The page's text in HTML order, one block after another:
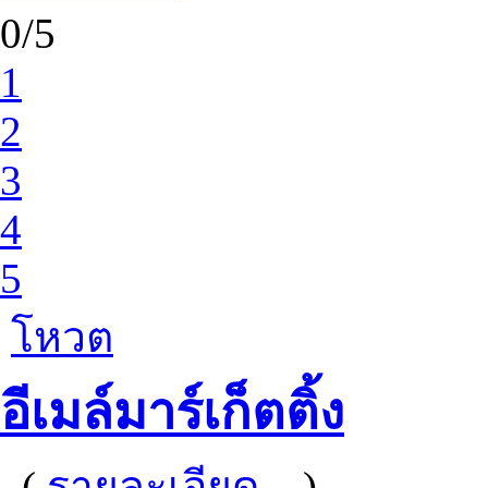
0/5
1
2
3
4
5
โหวต
อีเมล์มาร์เก็ตติ้ง